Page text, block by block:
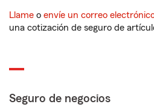
Llame o envíe un correo
una cotización de seguro de
Seguro de negocios